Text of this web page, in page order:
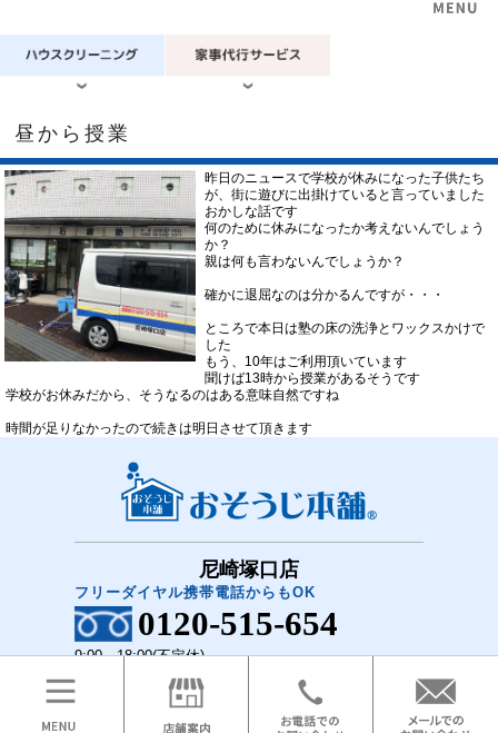
昼から授業
昨日のニュースで学校が休みになった子供たち
が、街に遊びに出掛けていると言っていました
おかしな話です
何のために休みになったか考えないんでしょう
か？
親は何も言わないんでしょうか？
確かに退屈なのは分かるんですが・・・
ところで本日は塾の床の洗浄とワックスかけで
した
もう、10年はご利用頂いています
聞けば13時から授業があるそうです
学校がお休みだから、そうなるのはある意味自然ですね
時間が足りなかったので続きは明日させて頂きます
尼崎塚口店
フリーダイヤル携帯電話からもOK
0120-515-654
9:00～18:00(不定休)
COPYRIGHT(C)2018 おそうじ本舗 尼崎塚口店 All Rights Reserved.